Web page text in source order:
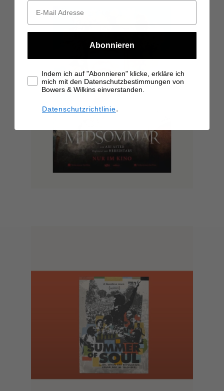
Abonnieren
Indem ich auf "Abonnieren" klicke, erkläre ich
mich mit den Datenschutzbestimmungen von
Bowers & Wilkins einverstanden.
Datenschutzrichtlinie.